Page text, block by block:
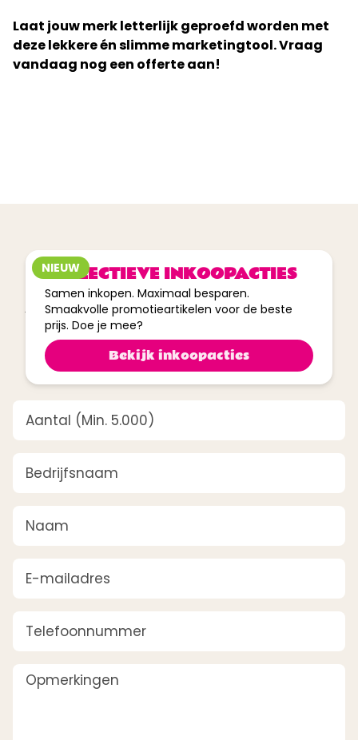
Laat jouw merk letterlijk geproefd worden met
deze lekkere én slimme marketingtool. Vraag
vandaag nog een offerte aan!
Op maat gemaakt
VRIJBLIJVENDE OFFERTE
AANVRAGEN
(Vereist)
Opmerkingen
NIEUW
COLLECTIEVE INKOOPACTIES
Samen inkopen. Maximaal besparen.
Smaakvolle promotieartikelen voor de beste
prijs. Doe je mee?
Bekijk inkoopacties